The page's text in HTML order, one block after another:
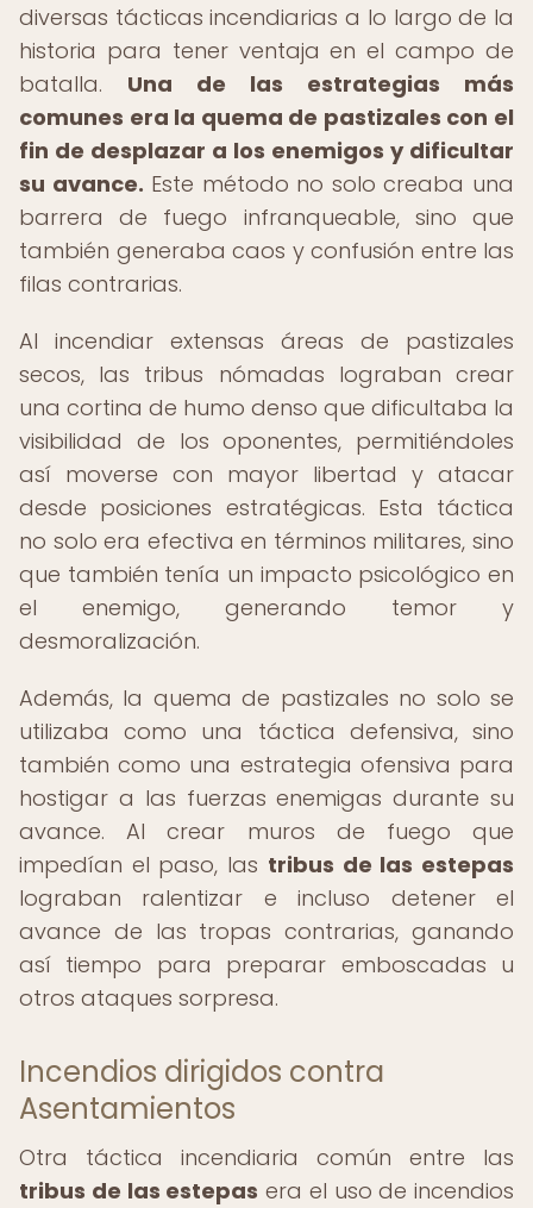
diversas tácticas incendiarias a lo largo de la
historia para tener ventaja en el campo de
batalla. Una de las estrategias más
comunes era la quema de pastizales con el
fin de desplazar a los enemigos y dificultar
su avance. Este método no solo creaba una
barrera de fuego infranqueable, sino que
también generaba caos y confusión entre las
filas contrarias.
Al incendiar extensas áreas de pastizales
secos, las tribus nómadas lograban crear
una cortina de humo denso que dificultaba la
visibilidad de los oponentes, permitiéndoles
así moverse con mayor libertad y atacar
desde posiciones estratégicas. Esta táctica
no solo era efectiva en términos militares, sino
que también tenía un impacto psicológico en
el enemigo, generando temor y
desmoralización.
Además, la quema de pastizales no solo se
utilizaba como una táctica defensiva, sino
también como una estrategia ofensiva para
hostigar a las fuerzas enemigas durante su
avance. Al crear muros de fuego que
impedían el paso, las tribus de las estepas
lograban ralentizar e incluso detener el
avance de las tropas contrarias, ganando
así tiempo para preparar emboscadas u
otros ataques sorpresa.
Incendios dirigidos contra
Asentamientos
Otra táctica incendiaria común entre las
tribus de las estepas era el uso de incendios